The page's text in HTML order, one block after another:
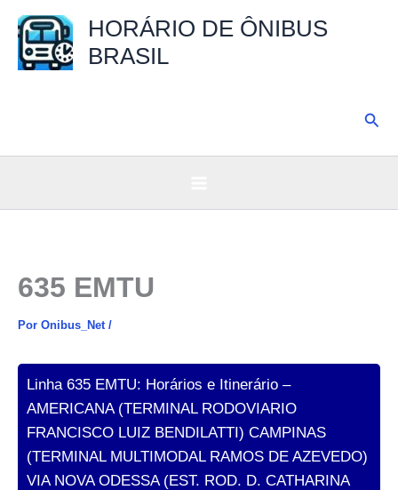
para
HORÁRIO DE ÔNIBUS
BRASIL
635 EMTU
Por Onibus_Net /
Linha 635 EMTU: Horários e Itinerário –
AMERICANA (TERMINAL RODOVIARIO
FRANCISCO LUIZ BENDILATTI) CAMPINAS
(TERMINAL MULTIMODAL RAMOS DE AZEVEDO)
VIA NOVA ODESSA (EST. ROD. D. CATHARINA